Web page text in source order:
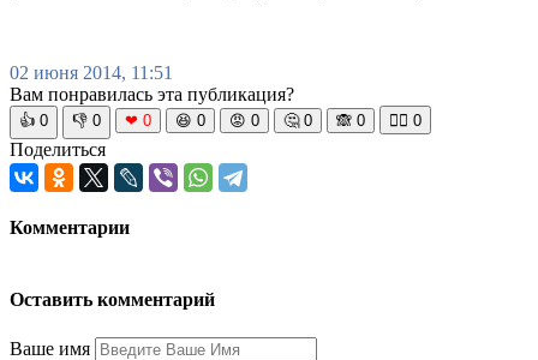
02 июня 2014, 11:51
Вам понравилась эта публикация?
👍 0 👎 0 ❤ 0 😆 0 😡 0 🤔 0 🙈 0 🧘‍♀️ 0
Поделиться
Комментарии
Оставить комментарий
Ваше имя